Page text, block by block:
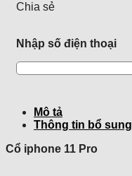
lượng
Chia sẻ
Nhập số điện thoại
Mô tả
Thông tin bổ sung
Cổ iphone 11 Pro